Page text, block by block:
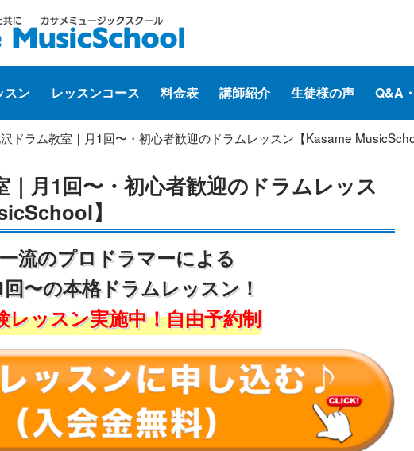
スン レッスンコース 料金表 講師紹介 生徒様の声 Q&A
ドラム教室｜月1回〜・初心者歓迎のドラムレッスン【Kasame
｜月1回〜・初心者歓迎のドラムレッス
】
一流のプロドラマーによる
回〜の本格ドラムレッスン！
レッスン実施中！自由予約制